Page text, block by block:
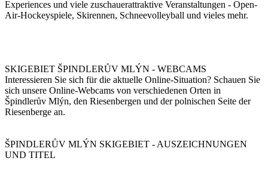
Experiences und viele zuschauerattraktive Veranstaltungen - Open-
Air-Hockeyspiele, Skirennen, Schneevolleyball und vieles mehr.
SKIGEBIET ŠPINDLERŮV MLÝN - WEBCAMS
Interessieren Sie sich für die aktuelle Online-Situation? Schauen Sie
sich unsere Online-Webcams von verschiedenen Orten in
Špindlerův Mlýn, den Riesenbergen und der polnischen Seite der
Riesenberge an.
ŠPINDLERŮV MLÝN SKIGEBIET - AUSZEICHNUNGEN
UND TITEL